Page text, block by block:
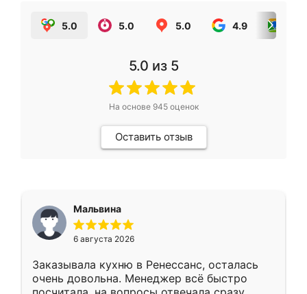
5.0 5.0 5.0 4.9
5.0 из 5
На основе 945оценок
Оставить отзыв
Мальвина
6 августа 2026
Заказывала кухню в Ренессанс, осталась
очень довольна. Менеджер всё быстро